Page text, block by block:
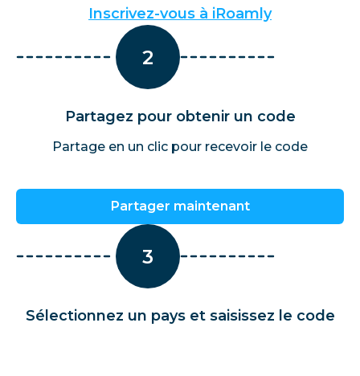
Inscrivez-vous à iRoamly
2
Partagez pour obtenir un code
Partage en un clic pour recevoir le code
Partager maintenant
3
Sélectionnez un pays et saisissez le code